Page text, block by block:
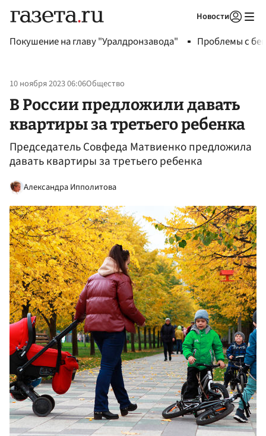
Новости
Покушение на главу "Уралдронзавода" Проблемы с
10 ноября 2023 06:06Общество
В России предложили давать
квартиры за третьего ребенка
Председатель Совфеда Матвиенко предложила
давать квартиры за третьего ребенка
Александра Ипполитова